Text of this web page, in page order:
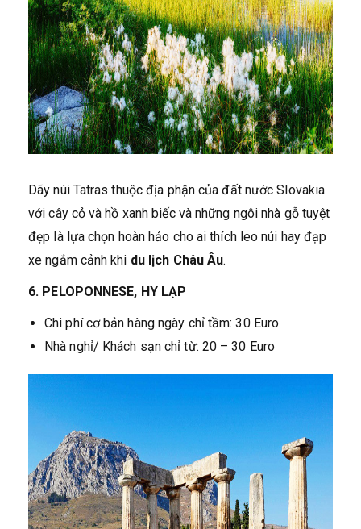
Dãy núi Tatras thuộc địa phận của đất nước Slovakia
với cây cỏ và hồ xanh biếc và những ngôi nhà gỗ tuyệt
đẹp là lựa chọn hoàn hảo cho ai thích leo núi hay đạp
xe ngắm cảnh khi du lịch Châu Âu.
6. PELOPONNESE, HY LẠP
Chi phí cơ bản hàng ngày chỉ tầm: 30 Euro.
Nhà nghỉ/ Khách sạn chỉ từ: 20 – 30 Euro